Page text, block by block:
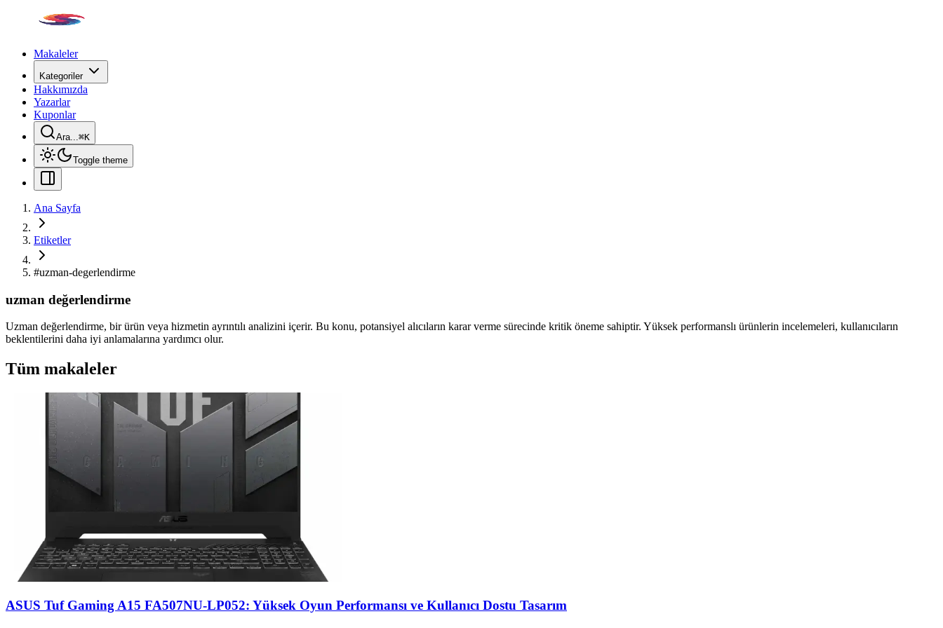
Makaleler
Kategoriler
Hakkımızda
Yazarlar
Kuponlar
Ara...⌘K
Toggle theme
Ana Sayfa
Etiketler
#uzman-degerlendirme
uzman değerlendirme
Uzman değerlendirme, bir ürün veya hizmetin ayrıntılı analizini içerir. Bu konu, potansiyel alıcıların karar verme sürecinde kritik öneme sahiptir. Yüksek performanslı ürünlerin incelemeleri, kullanıcıların
beklentilerini daha iyi anlamalarına yardımcı olur.
Tüm makaleler
ASUS Tuf Gaming A15 FA507NU-LP052: Yüksek Oyun Performansı ve Kullanıcı Dostu Tasarım